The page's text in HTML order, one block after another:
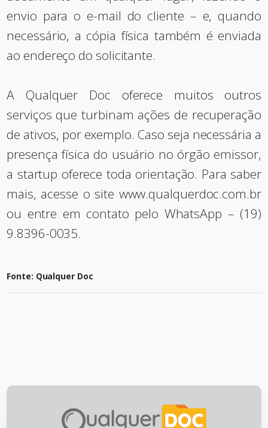
envio para o e-mail do cliente – e, quando
necessário, a cópia física também é enviada
ao endereço do solicitante.
A Qualquer Doc oferece muitos outros
serviços que turbinam ações de recuperação
de ativos, por exemplo. Caso seja necessária a
presença física do usuário no órgão emissor,
a startup oferece toda orientação. Para saber
mais, acesse o site www.qualquerdoc.com.br
ou entre em contato pelo WhatsApp – (19)
9.8396-0035.
Fonte: Qualquer Doc